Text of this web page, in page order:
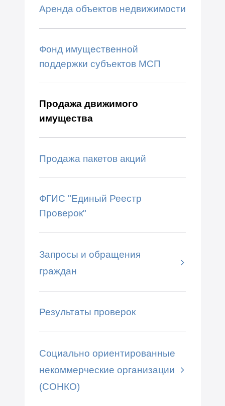
Аренда объектов недвижимости
Фонд имущественной
поддержки субъектов МСП
Продажа движимого
имущества
Продажа пакетов акций
ФГИС "Единый Реестр
Проверок"
Запросы и обращения
граждан
Результаты проверок
Социально ориентированные
некоммерческие организации
(СОНКО)